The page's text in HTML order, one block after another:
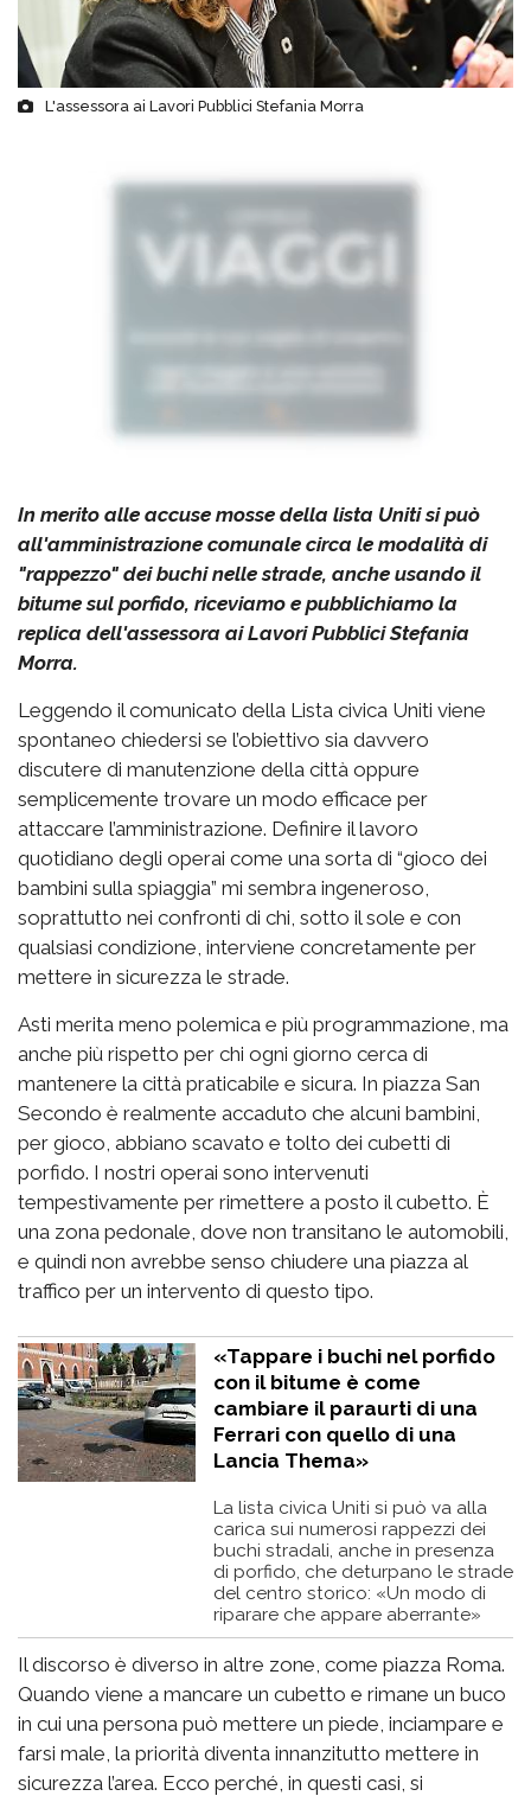
L'assessora ai Lavori Pubblici Stefania Morra
In merito alle accuse mosse della lista Uniti si può
all'amministrazione comunale circa le modalità di
"rappezzo" dei buchi nelle strade, anche usando il
bitume sul porfido, riceviamo e pubblichiamo la
replica dell'assessora ai Lavori Pubblici Stefania
Morra.
Leggendo il comunicato della Lista civica Uniti viene
spontaneo chiedersi se l’obiettivo sia davvero
discutere di manutenzione della città oppure
semplicemente trovare un modo efficace per
attaccare l’amministrazione. Definire il lavoro
quotidiano degli operai come una sorta di “gioco dei
bambini sulla spiaggia” mi sembra ingeneroso,
soprattutto nei confronti di chi, sotto il sole e con
qualsiasi condizione, interviene concretamente per
mettere in sicurezza le strade.
Asti merita meno polemica e più programmazione, ma
anche più rispetto per chi ogni giorno cerca di
mantenere la città praticabile e sicura. In piazza San
Secondo è realmente accaduto che alcuni bambini,
per gioco, abbiano scavato e tolto dei cubetti di
porfido. I nostri operai sono intervenuti
tempestivamente per rimettere a posto il cubetto. È
una zona pedonale, dove non transitano le automobili,
e quindi non avrebbe senso chiudere una piazza al
traffico per un intervento di questo tipo.
«Tappare i buchi nel porfido
con il bitume è come
cambiare il paraurti di una
Ferrari con quello di una
Lancia Thema»
La lista civica Uniti si può va alla
carica sui numerosi rappezzi dei
buchi stradali, anche in presenza
di porfido, che deturpano le strade
del centro storico: «Un modo di
riparare che appare aberrante»
Il discorso è diverso in altre zone, come piazza Roma.
Quando viene a mancare un cubetto e rimane un buco
in cui una persona può mettere un piede, inciampare e
farsi male, la priorità diventa innanzitutto mettere in
sicurezza l’area. Ecco perché, in questi casi, si